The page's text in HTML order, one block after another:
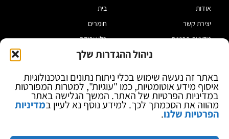
ניהול ההגדרות שלך
באתר זה נעשה שימוש בכלי ניתוח נתונים ובטכנולוגיות
איסוף מידע אוטומטיות, כמו "עוגיות", למטרות המפורטות
במדיניות הפרטיות של האתר. המשך הגלישה באתר
מהווה את הסכמתך לכך. למידע נוסף נא לעיין במדיניות
הפרטיות שלנו.
אודות
יצירת קשר
מדיניות פרטיות
בלוג
בית
חומרים
כלי עבודה
מוצרי הלחמה
ספקי כח ומודדים
ציוד אופטי להגדלה